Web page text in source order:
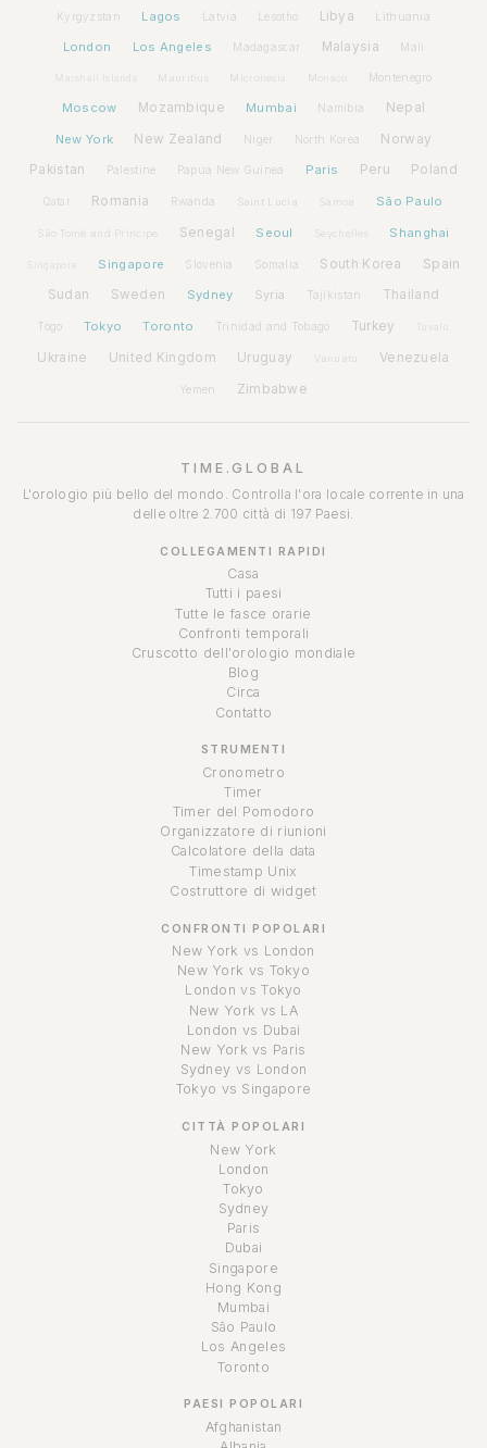
Kyrgyzstan Lagos Latvia Lesotho Libya Lithuania
London Los Angeles Madagascar Malaysia Mali
Marshall Islands Mauritius Micronesia Monaco Montenegro
Moscow Mozambique Mumbai Namibia Nepal
New York New Zealand Niger North Korea Norway
Pakistan Palestine Papua New Guinea Paris Peru Poland
Qatar Romania Rwanda Saint Lucia Samoa São Paulo
São Tomé and Príncipe Senegal Seoul Seychelles Shanghai
Singapore Slovenia Somalia South Korea Spain
Sudan Sweden Sydney Syria Tajikistan Thailand
Togo Tokyo Toronto Trinidad and Tobago Turkey Tuvalu
Ukraine United Kingdom Uruguay Vanuatu Venezuela
Yemen Zimbabwe
TIME.GLOBAL
L'orologio più bello del mondo. Controlla l'ora locale corrente in una
delle oltre 2.700 città di 197 Paesi.
COLLEGAMENTI RAPIDI
Casa
Tutti i paesi
Tutte le fasce orarie
Confronti temporali
Cruscotto dell'orologio mondiale
Blog
Circa
Contatto
STRUMENTI
Cronometro
Timer
Timer del Pomodoro
Organizzatore di riunioni
Calcolatore della data
Timestamp Unix
Costruttore di widget
CONFRONTI POPOLARI
New York vs London
New York vs Tokyo
London vs Tokyo
New York vs LA
London vs Dubai
New York vs Paris
Sydney vs London
Tokyo vs Singapore
CITTÀ POPOLARI
New York
London
Tokyo
Sydney
Paris
Dubai
Singapore
Hong Kong
Mumbai
São Paulo
Los Angeles
Toronto
PAESI POPOLARI
Afghanistan